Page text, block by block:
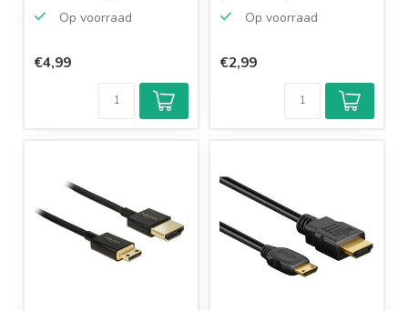
Op voorraad
€4,99
Op voorraad
9,2/10
Achteraf
betalen mogelijk
€2,99